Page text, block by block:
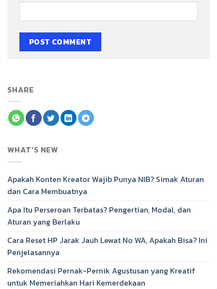
SHARE
WHAT’S NEW
Apakah Konten Kreator Wajib Punya NIB? Simak Aturan
dan Cara Membuatnya
Apa Itu Perseroan Terbatas? Pengertian, Modal, dan
Aturan yang Berlaku
Cara Reset HP Jarak Jauh Lewat No WA, Apakah Bisa? Ini
Penjelasannya
Rekomendasi Pernak-Pernik Agustusan yang Kreatif
untuk Memeriahkan Hari Kemerdekaan